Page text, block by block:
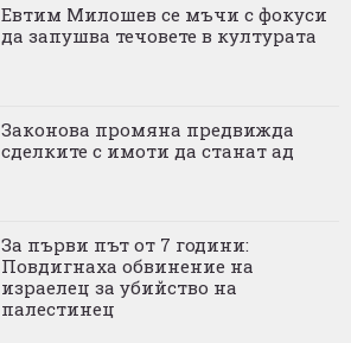
Евтим Милошев се мъчи с фокуси
да запушва течовете в културата
Законова промяна предвижда
сделките с имоти да станат ад
За първи път от 7 години:
Повдигнаха обвинение на
израелец за убийство на
палестинец